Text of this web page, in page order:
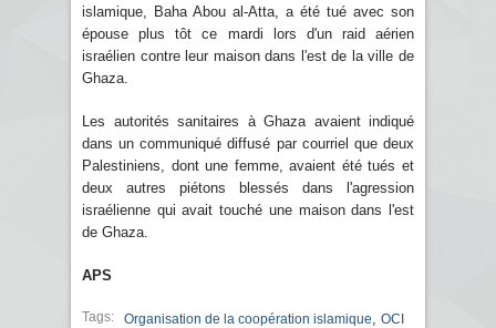
islamique, Baha Abou al-Atta, a été tué avec son
épouse plus tôt ce mardi lors d'un raid aérien
israélien contre leur maison dans l'est de la ville de
Ghaza.
Les autorités sanitaires à Ghaza avaient indiqué
dans un communiqué diffusé par courriel que deux
Palestiniens, dont une femme, avaient été tués et
deux autres piétons blessés dans l'agression
israélienne qui avait touché une maison dans l'est
de Ghaza.
APS
Tags: Organisation de la coopération islamique OCI